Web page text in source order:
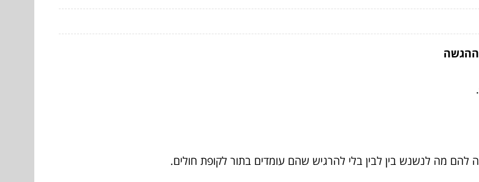
ההגשה
מה לנשנש בין לבין בלי להרגיש שהם עומדים בתור לקופת חולים.